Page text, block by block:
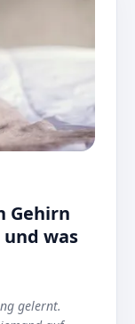
Gehirn
was
gelernt.